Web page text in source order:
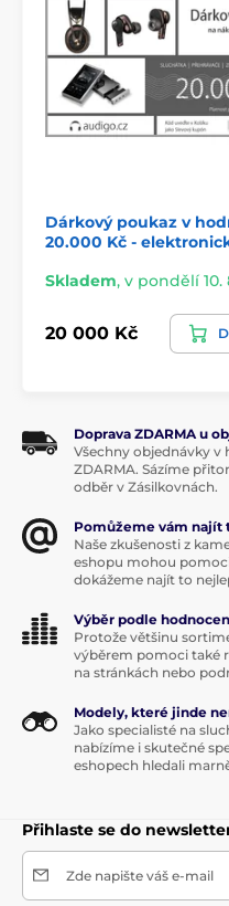
Dárkový poukaz v
20.000 Kč -
Skladem, v pondělí 10.
20 000 Kč
Doprava ZDARMA u
Všechny objednávky
ZDARMA. Sázíme
odběr v Zásilkovnách.
Pomůžeme vám najít
Naše zkušenosti z
eshopu mohou
dokážeme najít to
Výběr podle
Protože většinu
výběrem pomoci také
na stránkách nebo
Modely, které jinde
Jako specialisté na
nabízíme i skutečné
eshopech hledali
Přihlaste se do
Zde napište váš e-mail